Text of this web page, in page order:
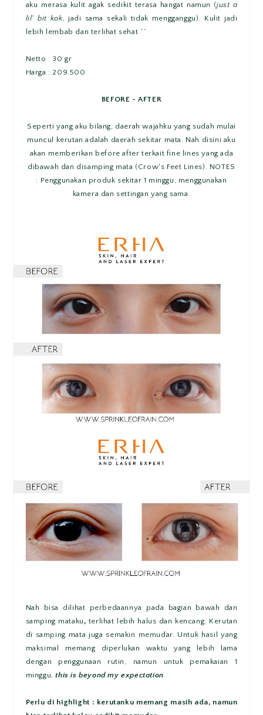
aku merasa kulit agak sedikit terasa hangat namun (just a
lil' bit kok, jadi sama sekali tidak mengganggu). Kulit jadi
lebih lembab dan terlihat sehat ^^
Netto : 30 gr
Harga : 209.500
BEFORE - AFTER
Seperti yang aku bilang, daerah wajahku yang sudah mulai
muncul kerutan adalah daerah sekitar mata. Nah disini aku
akan memberikan before after terkait fine lines yang ada
dibawah dan disamping mata (Crow's Feet Lines). NOTES
: Penggunakan produk sekitar 1 minggu, menggunakan
kamera dan settingan yang sama.
Nah bisa dilihat perbedaannya pada bagian bawah dan
samping mataku , terlihat lebih halus dan kencang. Kerutan
di samping mata juga semakin memudar. Untuk hasil yang
maksimal memang diperlukan waktu yang lebih lama
dengan penggunaan rutin, namun untuk pemakaian 1
minggu,this is beyond my expectation
Perlu di highlight : kerutanku memang masih ada, namun